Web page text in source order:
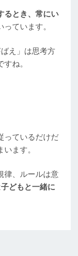
るとき、常にい
っています。
え」は思考方
ね。
っているだけだ
ます。
律、ルールは意
子どもと一緒に